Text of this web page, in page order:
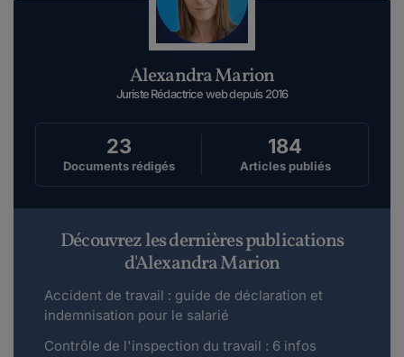
Lire plus
Doumi9.
le 04-03-2020
responsable de chez moi pour lui demander
Lire plus
Maddyhp.
le 23-05-2019
notre site. Juritravail met à votre d...
Lire plus
Alexandra Marion
Juriste Rédactrice web depuis 2016
23
Documents rédigés
184
Articles publiés
Découvrez les dernières publications
d'Alexandra Marion
Accident de travail : guide de déclaration et
indemnisation pour le salarié
Contrôle de l'inspection du travail : 6 infos